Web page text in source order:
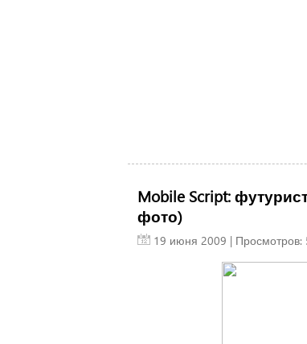
Mobile Script:
фото)
19 июня 2009 | Просмотров: